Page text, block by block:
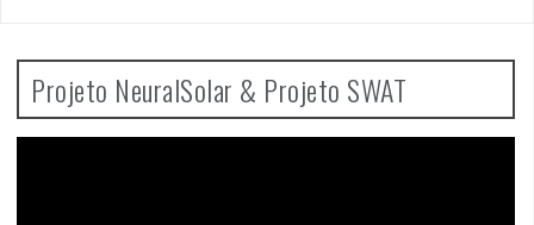
Projeto NeuralSolar & Projeto SWAT